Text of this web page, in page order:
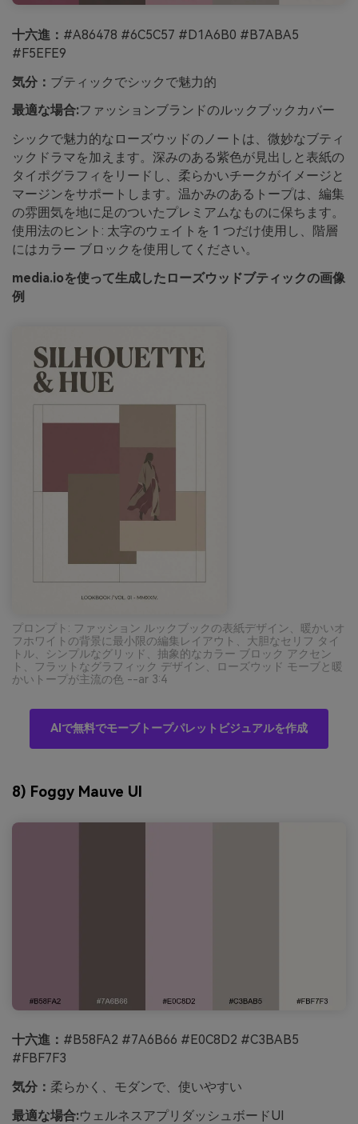
十六進： #A86478 #6C5C57 #D1A6B0 #B7ABA5
#F5EFE9
気分： ブティックでシックで魅力的
最適な場合:ファッションブランドのルックブックカバー
シックで魅力的なローズウッドのノートは、微妙なブティ
ックドラマを加えます。深みのある紫色が見出しと表紙の
タイポグラフィをリードし、柔らかいチークがイメージと
マージンをサポートします。温かみのあるトープは、編集
の雰囲気を地に足のついたプレミアムなものに保ちます。
使用法のヒント: 太字のウェイトを 1 つだけ使用し、階層
にはカラー ブロックを使用してください。
media.ioを使って生成したローズウッドブティックの画像
例
プロンプト: ファッション ルックブックの表紙デザイン、暖かいオ
フホワイトの背景に最小限の編集レイアウト、大胆なセリフ タイ
トル、シンプルなグリッド、抽象的なカラー ブロック アクセン
ト、フラットなグラフィック デザイン、ローズウッド モーブと暖
かいトープが主流の色 --ar 3:4
AIで無料でモーブトープパレットビジュアルを作成
8) Foggy Mauve UI
十六進： #B58FA2 #7A6B66 #E0C8D2 #C3BAB5
#FBF7F3
気分： 柔らかく、モダンで、使いやすい
最適な場合:ウェルネスアプリダッシュボードUI